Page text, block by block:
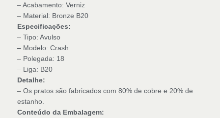
– Acabamento: Verniz
– Material: Bronze B20
Especificações:
– Tipo: Avulso
– Modelo: Crash
– Polegada: 18
– Liga: B20
Detalhe:
– Os pratos são fabricados com 80% de cobre e 20% de
estanho.
Conteúdo da Embalagem: